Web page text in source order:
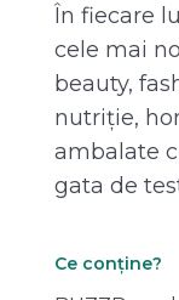
În fiecare
cele mai
beauty,
nutriție,
ambalate
gata de
Ce conține?